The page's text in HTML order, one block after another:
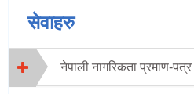
सेवाहरु
नेपाली नागरिकता प्रमाण-